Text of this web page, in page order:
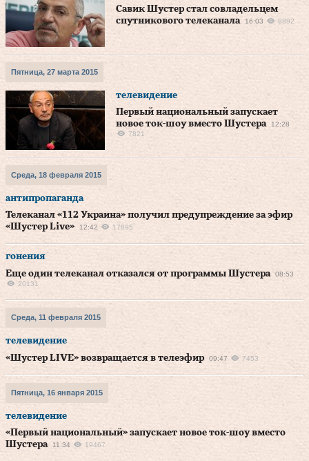
Савик Шустер стал совладельцем
спутникового телеканала
16:03 8892
Пятница, 27 марта 2015
телевидение
Первый национальный запускает
новое ток-шоу вместо Шустера
12:28
7821
Среда, 18 февраля 2015
антипропаганда
Телеканал «112 Украина» получил предупреждение за эфир
«Шустер Live»
12:42 17895
гонения
Еще один телеканал отказался от программы Шустера
08:53
20131
Среда, 11 февраля 2015
телевидение
«Шустер LIVE» возвращается в телеэфир
09:47 7453
Пятница, 16 января 2015
телевидение
«Первый национальный» запускает новое ток-шоу вместо
Шустера
11:34 19467